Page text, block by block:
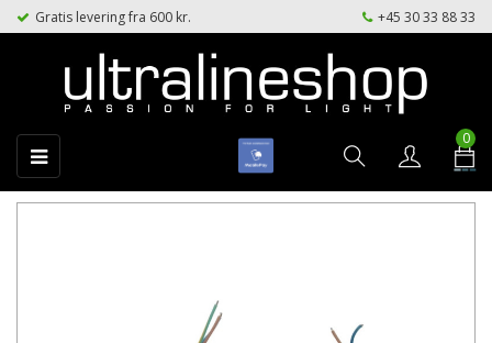
Gratis levering fra 600 kr. +45 30 33 88 33
Toggle
navigation
☰
0